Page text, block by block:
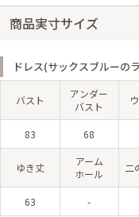
商品実寸サイズ
ドレス(サックスブルーの
バスト
アンダー
バスト
83 68
ゆき丈
アーム
ホール
二
63 -